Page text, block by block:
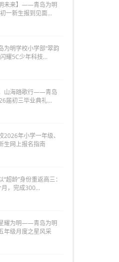
明未来】——青岛为明
一新生报到见面…
为明学校小学部“翠韵
耀5C少年科技…
山海踏歌行——青岛
届初三毕业典礼…
2026年小学一年级、
生网上报名指南
超龄”身份重返高三：
月，完成300…
耀为明——青岛为明
年级月度之星风采